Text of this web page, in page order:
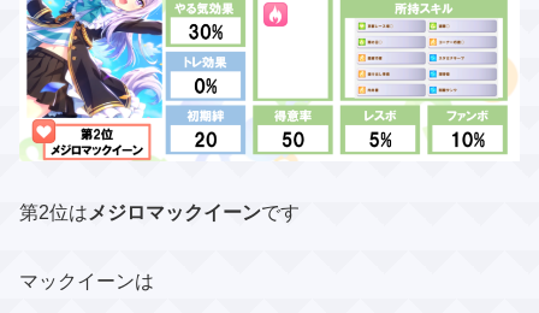
第2位は メジロマックイーンです
マックイーンは